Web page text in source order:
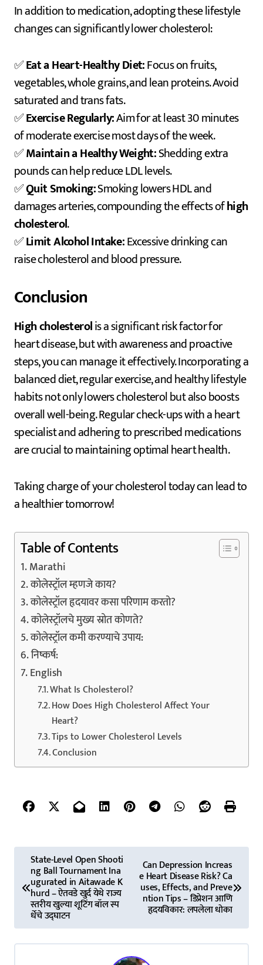
In addition to medication, adopting these lifestyle
changes can significantly lower cholesterol:
✅Eat a Heart-Healthy Diet:Focus on fruits,
vegetables, whole grains, and lean proteins. Avoid
saturated and trans fats.
✅Exercise Regularly:Aim for at least 30 minutes
of moderate exercise most days of the week.
✅Maintain a Healthy Weight:Shedding extra
pounds can help reduce LDL levels.
✅Quit Smoking:Smoking lowers HDL and
damages arteries, compounding the effects ofhigh
cholesterol.
✅Limit Alcohol Intake:Excessive drinking can
raise cholesterol and blood pressure.
Conclusion
High cholesterolis a significant risk factor for
heart disease, but with awareness and proactive
steps, you can manage it effectively. Incorporating a
balanced diet, regular exercise, and healthy lifestyle
habits not only lowers cholesterol but also boosts
overall well-being. Regular check-ups with a heart
specialist and adhering to prescribed medications
are crucial to maintaining optimal heart health.
Taking charge of your cholesterol today can lead to
a healthier tomorrow!
Table of Contents
Marathi
कोलेस्ट्रॉल म्हणजे काय?
कोलेस्ट्रॉल हृदयावर कसा परिणाम करतो?
कोलेस्ट्रॉलचे मुख्य स्रोत कोणते?
कोलेस्ट्रॉल कमी करण्याचे उपाय:
निष्कर्ष:
English
What Is Cholesterol?
How Does High Cholesterol Affect Your
Heart?
Tips to Lower Cholesterol Levels
Conclusion
P
o
t
n
State-Level Open Shooti
ng Ball Tournament Ina
ugurated in Aitawade K
hurd – ऐतवडे खुर्द येथे राज्य
स्तरीय खुल्या शूटिंग बॉल स्प
र्धेचे उद्घाटन
Can Depression Increas
e Heart Disease Risk? Ca
uses, Effects, and Preve
ntion Tips – डिप्रेशन आणि
हृदयविकार: लपलेला धोका